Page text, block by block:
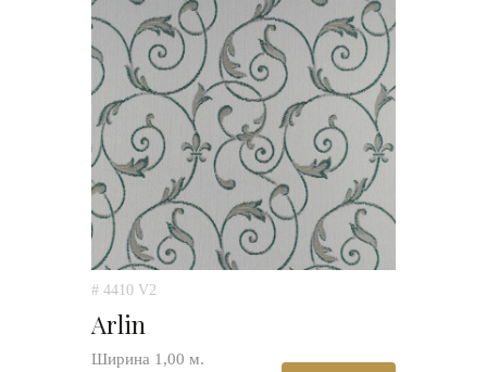
# 4410 V2
Arlin
Ширина 1,00 м.